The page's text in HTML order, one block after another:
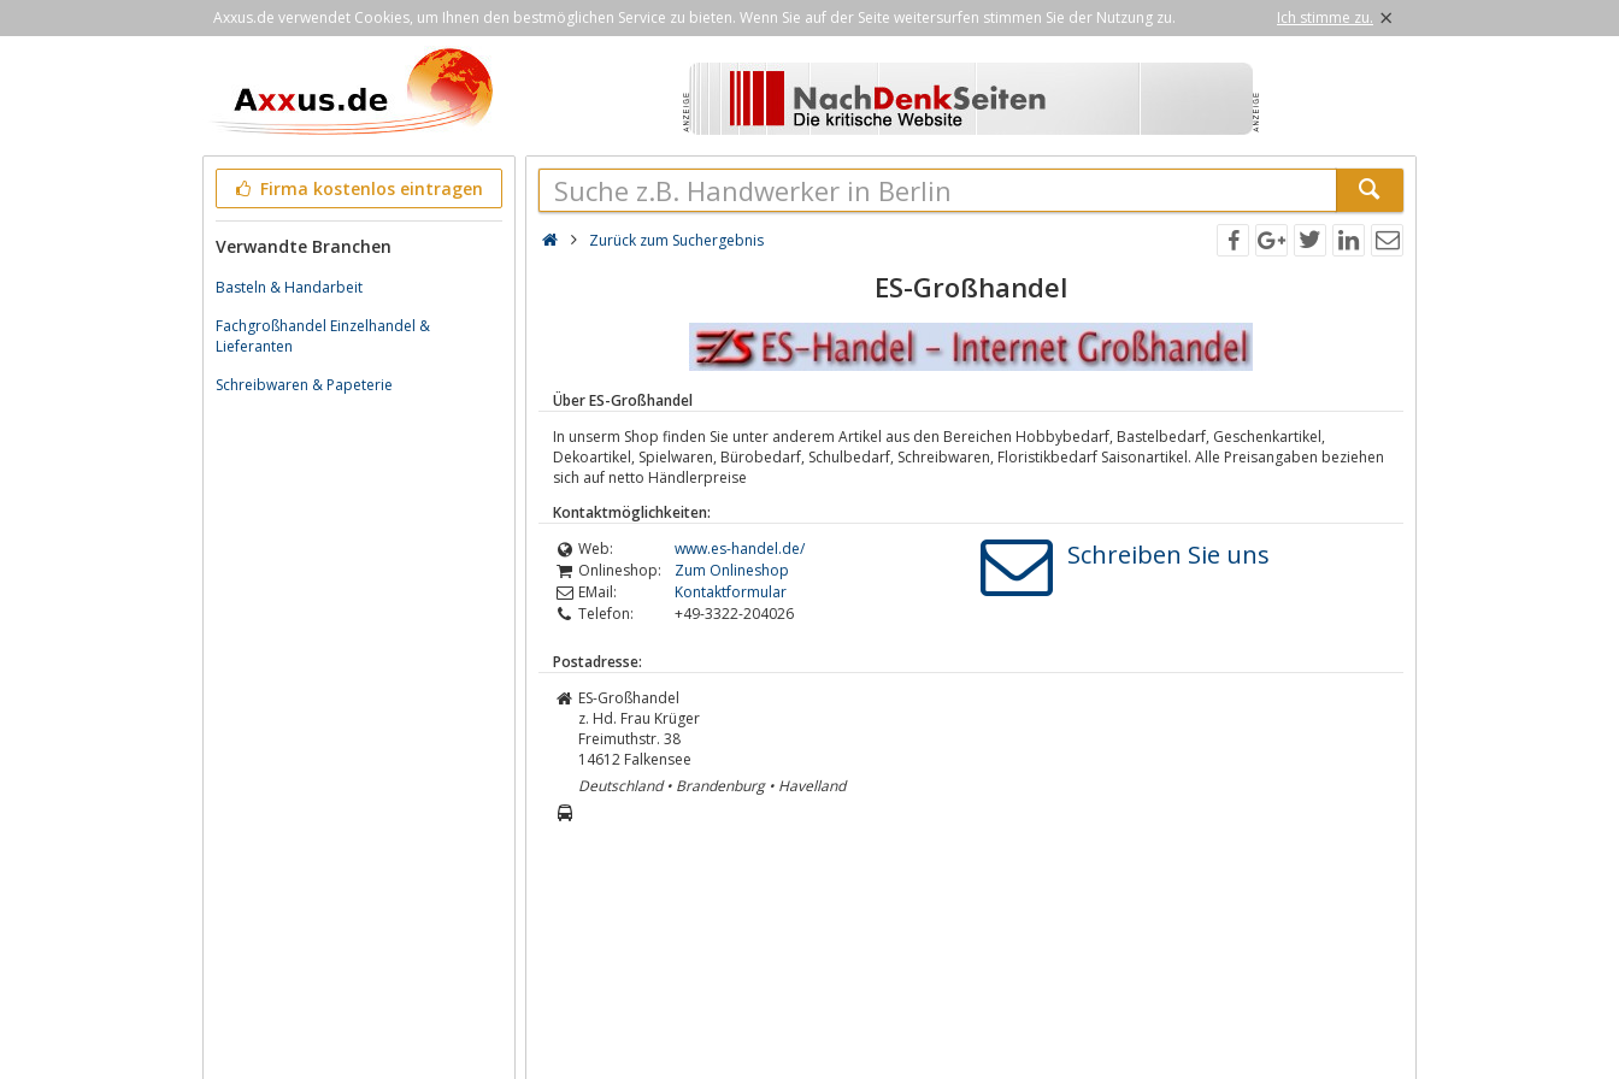
Axxus.de verwendet Cookies, um Ihnen den bestmöglichen Service zu bieten. Wenn Sie auf der Seite weitersurfen stimmen Sie der Nutzung zu. Ich stimme zu. ×
Firma kostenlos eintragen
Verwandte Branchen
Basteln & Handarbeit
Fachgroßhandel Einzelhandel &
Lieferanten
Schreibwaren & Papeterie
Zurück zum Suchergebnis
ES-Großhandel
Über ES-Großhandel
In unserm Shop finden Sie unter anderem Artikel aus den Bereichen Hobbybedarf, Bastelbedarf, Geschenkartikel,
Dekoartikel, Spielwaren, Bürobedarf, Schulbedarf, Schreibwaren, Floristikbedarf Saisonartikel. Alle Preisangaben beziehen
sich auf netto Händlerpreise
Kontaktmöglichkeiten:
Web:
www.es-handel.de/
Onlineshop:
Zum Onlineshop
EMail:
Kontaktformular
Telefon:
+49-3322-204026
Schreiben Sie uns
Postadresse:
ES-Großhandel
z. Hd. Frau Krüger
Freimuthstr. 38
14612 Falkensee
Deutschland • Brandenburg • Havelland